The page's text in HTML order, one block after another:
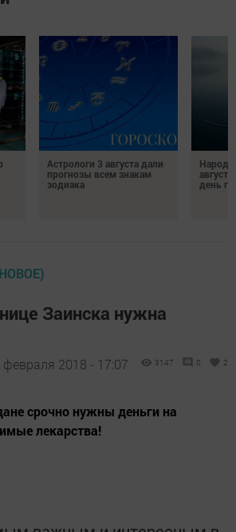
Астрологи 3 августа дали
прогнозы всем знакам
зодиака
день
Заинска нужна
февраля 2018 - 17:07 3147 0 2
срочно нужны деньги на
лекарства!